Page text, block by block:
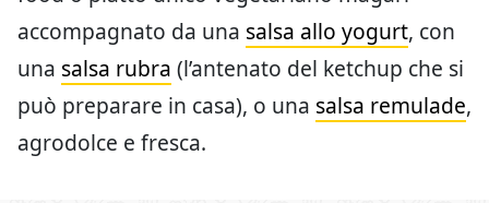
accompagnato da una salsa allo yogurt, con
una salsa rubra (l’antenato del ketchup che si
può preparare in casa), o una salsa remulade,
agrodolce e fresca.